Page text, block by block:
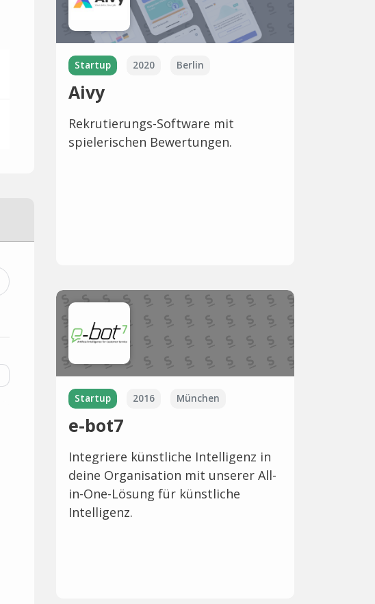
Startup 2020 Berlin
Aivy
Rekrutierungs-Software mit
spielerischen Bewertungen.
Startup 2016 München
e-bot7
Integriere künstliche Intelligenz in
deine Organisation mit unserer All-
in-One-Lösung für künstliche
Intelligenz.